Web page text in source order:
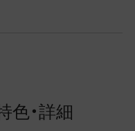
・詳細